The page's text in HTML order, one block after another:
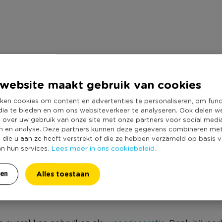
maakt gebruik van cookies
cookies om content en advertenties te personaliseren, om
te bieden en om ons websiteverkeer te analyseren. Ook delen
over uw gebruik van onze site met onze partners voor social
en analyse. Deze partners kunnen deze gegevens combineren
u aan ze heeft verstrekt of die ze hebben verzameld op basis
hun services. Lees meer in ons cookiebeleid.
Alles toestaan
interieur! Deze vaas is op zichzelf al een echte
aanbod aan zwarte glazen vazen in diverse
zwart vaasje? Ook die shop je bij Xenos!